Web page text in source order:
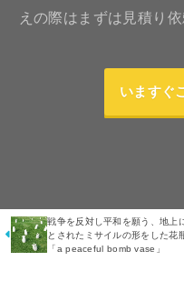
えの際はまずは見積り
いますぐ
戦争を反対し平和を願う、地上
とされたミサイルの形をした花
「a peaceful bomb vase」